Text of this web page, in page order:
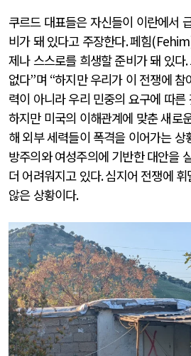
쿠르드 대표들은 자신들이 이란에서
비가 돼 있다고 주장한다.페힘
제나 스스로를 희생할 준비가 돼 있다.
없다”며 “하지만 우리가 이 전쟁에 참
력이 아니라 우리 민중의 요구에 따른
하지만 미국의 이해관계에 맞춘 새로
해 외부 세력들이 폭격을 이어가는 상
방주의와 여성주의에 기반한 대안을
더 어려워지고 있다.심지어 전쟁에
않은 상황이다.